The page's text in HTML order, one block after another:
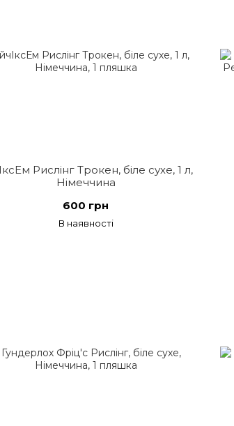
Рислінг Трокен, біле сухе, 1 л,
Німеччина
600 грн
В наявності